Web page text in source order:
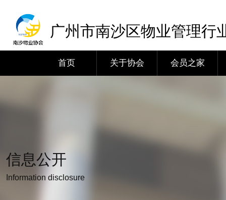
广州市南沙区物业管理行
首页 关于协会 会员之家
信息公开
Information disclosure